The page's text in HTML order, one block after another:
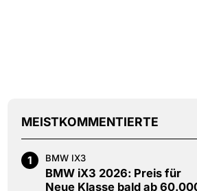
MEISTKOMMENTIERTE
1 BMW IX3
BMW iX3 2026: Preis für
Neue Klasse bald ab